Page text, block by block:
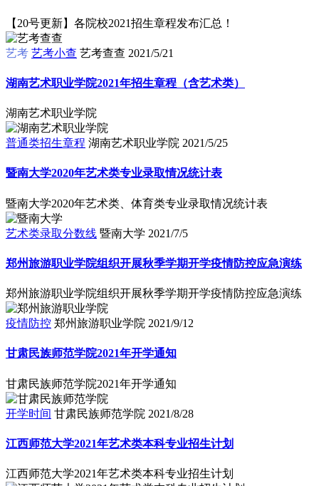
【20号更新】各院校2021招生章程发布汇总！
艺考 艺考小查 艺考查查 2021/5/21
湖南艺术职业学院2021年招生章程（含艺术类）
湖南艺术职业学院
普通类招生章程 湖南艺术职业学院 2021/5/25
暨南大学2020年艺术类专业录取情况统计表
暨南大学2020年艺术类、体育类专业录取情况统计表
艺术类录取分数线 暨南大学 2021/7/5
郑州旅游职业学院组织开展秋季学期开学疫情防控应急演练
郑州旅游职业学院组织开展秋季学期开学疫情防控应急演练
疫情防控 郑州旅游职业学院 2021/9/12
甘肃民族师范学院2021年开学通知
甘肃民族师范学院2021年开学通知
开学时间 甘肃民族师范学院 2021/8/28
江西师范大学2021年艺术类本科专业招生计划
江西师范大学2021年艺术类本科专业招生计划